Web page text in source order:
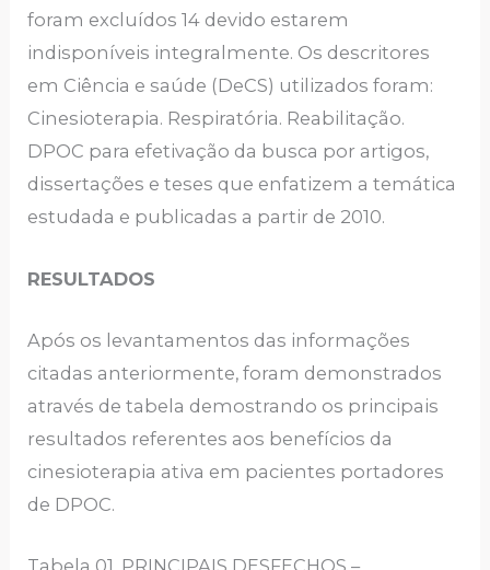
foram excluídos 14 devido estarem
indisponíveis integralmente. Os descritores
em Ciência e saúde (DeCS) utilizados foram:
Cinesioterapia. Respiratória. Reabilitação.
DPOC para efetivação da busca por artigos,
dissertações e teses que enfatizem a temática
estudada e publicadas a partir de 2010.
RESULTADOS
Após os levantamentos das informações
citadas anteriormente, foram demonstrados
através de tabela demostrando os principais
resultados referentes aos benefícios da
cinesioterapia ativa em pacientes portadores
de DPOC.